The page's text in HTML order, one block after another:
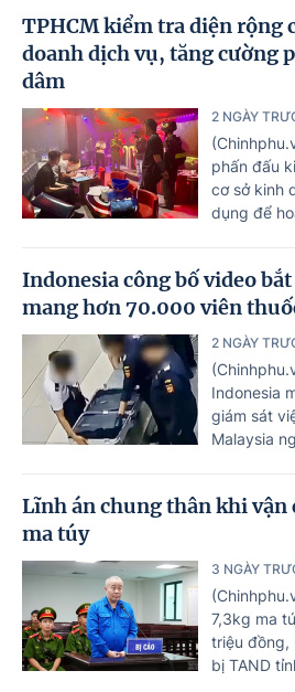
TPHCM kiểm tra diện rộng
doanh dịch vụ, tăng cường
dâm
2 NGÀY
phấn đấu
cơ sở kinh
dụng để
Indonesia công bố video
mang hơn 70.000 viên
2 NGÀY
Indonesia
giám sát
Malaysia
Lĩnh án chung thân khi vận
ma túy
3 NGÀY
7,3kg ma
triệu đồng,
bị TAND